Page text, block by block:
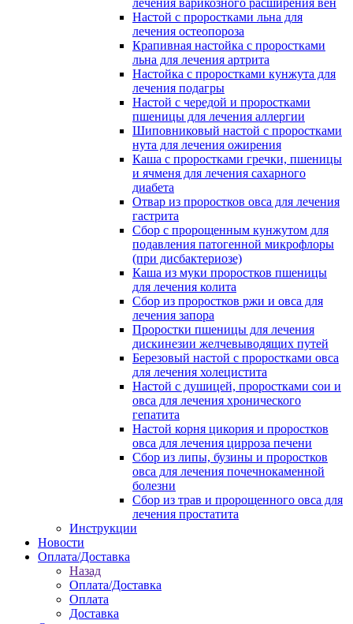
лечения варикозного расширения вен
Настой с проростками льна для
лечения остеопороза
Крапивная настойка с проростками
льна для лечения артрита
Настойка с проростками кунжута для
лечения подагры
Настой с чередой и проростками
пшеницы для лечения аллергии
Шиповниковый настой с проростками
нута для лечения ожирения
Каша с проростками гречки, пшеницы
и ячменя для лечения сахарного
диабета
Отвар из проростков овса для лечения
гастрита
Сбор с пророщенным кунжутом для
подавления патогенной микрофлоры
(при дисбактериозе)
Каша из муки проростков пшеницы
для лечения колита
Сбор из проростков ржи и овса для
лечения запора
Проростки пшеницы для лечения
дискинезии желчевыводящих путей
Березовый настой с проростками овса
для лечения холецистита
Настой с душицей, проростками сои и
овса для лечения хронического
гепатита
Настой корня цикория и проростков
овса для лечения цирроза печени
Сбор из липы, бузины и проростков
овса для лечения почечнокаменной
болезни
Сбор из трав и пророщенного овса для
лечения простатита
Инструкции
Новости
Оплата/Доставка
Назад
Оплата/Доставка
Оплата
Доставка